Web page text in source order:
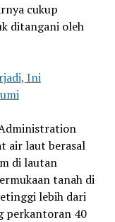
cukup
ditangani oleh
Ini
air laut berasal
di lautan
tanah di
lebih dari
perkantoran 40